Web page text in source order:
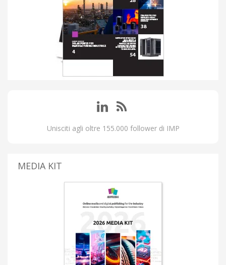
Unisciti agli oltre 155.000 follower di IMP
MEDIA KIT